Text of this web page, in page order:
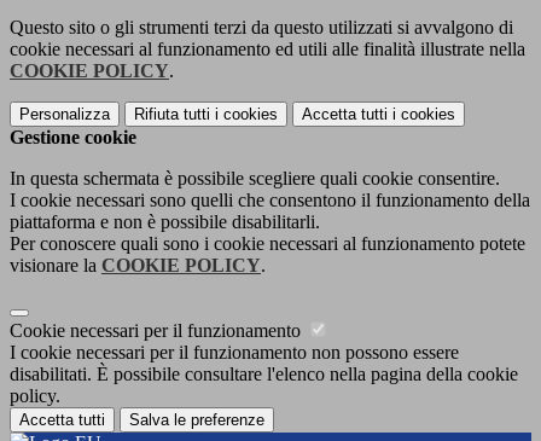
Questo sito o gli strumenti terzi da questo utilizzati si avvalgono di
cookie necessari al funzionamento ed utili alle finalità illustrate nella
COOKIE POLICY.
Personalizza Rifiuta tutti i cookies Accetta tutti i cookies
Gestione cookie
In questa schermata è possibile scegliere quali cookie consentire.
I cookie necessari sono quelli che consentono il funzionamento della
piattaforma e non è possibile disabilitarli.
Per conoscere quali sono i cookie necessari al funzionamento potete
visionare la COOKIE POLICY.
Cookie necessari per il funzionamento
I cookie necessari per il funzionamento non possono essere
disabilitati. È possibile consultare l'elenco nella pagina della cookie
policy.
Accetta tutti Salva le preferenze